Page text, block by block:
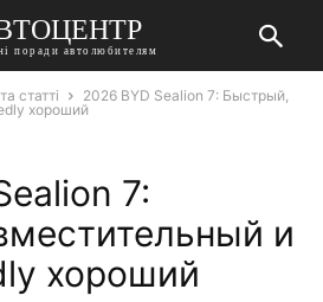
поради автолюбителям
статті
2026 BYD Sealion 7: Быстрый,
хороший
7:
и
хороший